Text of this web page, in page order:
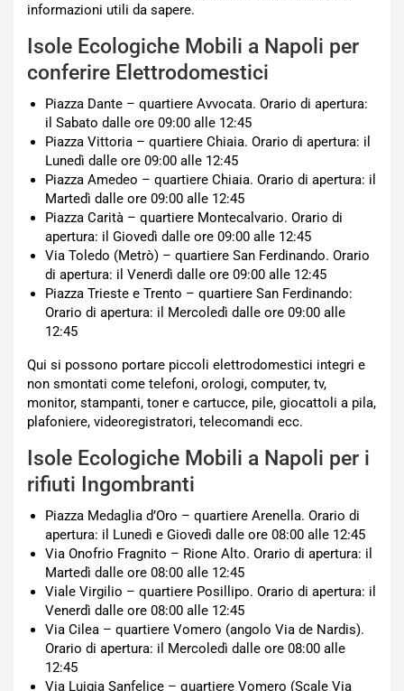
informazioni utili da sapere.
Isole Ecologiche Mobili a Napoli per
conferire Elettrodomestici
Piazza Dante – quartiere Avvocata. Orario di apertura:
il Sabato dalle ore 09:00 alle 12:45
Piazza Vittoria – quartiere Chiaia. Orario di apertura: il
Lunedì dalle ore 09:00 alle 12:45
Piazza Amedeo – quartiere Chiaia. Orario di apertura: il
Martedì dalle ore 09:00 alle 12:45
Piazza Carità – quartiere Montecalvario. Orario di
apertura: il Giovedì dalle ore 09:00 alle 12:45
Via Toledo (Metrò) – quartiere San Ferdinando. Orario
di apertura: il Venerdì dalle ore 09:00 alle 12:45
Piazza Trieste e Trento – quartiere San Ferdinando:
Orario di apertura: il Mercoledì dalle ore 09:00 alle
12:45
Qui si possono portare piccoli elettrodomestici integri e
non smontati come telefoni, orologi, computer, tv,
monitor, stampanti, toner e cartucce, pile, giocattoli a pila,
plafoniere, videoregistratori, telecomandi ecc.
Isole Ecologiche Mobili a Napoli per i
rifiuti Ingombranti
Piazza Medaglia d’Oro – quartiere Arenella. Orario di
apertura: il Lunedì e Giovedì dalle ore 08:00 alle 12:45
Via Onofrio Fragnito – Rione Alto. Orario di apertura: il
Martedì dalle ore 08:00 alle 12:45
Viale Virgilio – quartiere Posillipo. Orario di apertura: il
Venerdì dalle ore 08:00 alle 12:45
Via Cilea – quartiere Vomero (angolo Via de Nardis).
Orario di apertura: il Mercoledì dalle ore 08:00 alle
12:45
Via Luigia Sanfelice – quartiere Vomero (Scale Via